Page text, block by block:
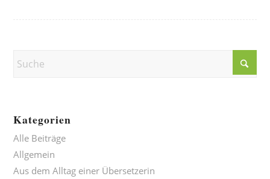
Kategorien
Alle Beiträge
Allgemein
Aus dem Alltag einer Übersetzerin